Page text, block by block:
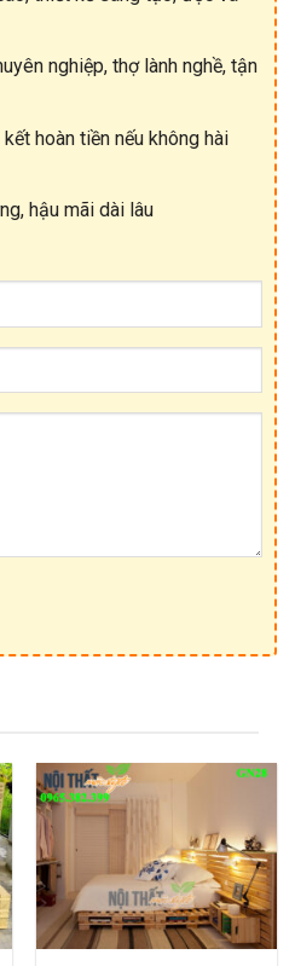
nghiệp, thợ lành nghề, tận
hoàn tiền nếu không hài
hậu mãi dài lâu